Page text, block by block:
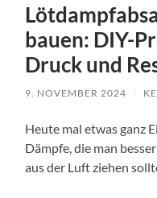
bauen: DIY-
Druck und
9. NOVEMBER 2024 /
Heute mal etwas ganz
Dämpfe, die man
aus der Luft ziehen